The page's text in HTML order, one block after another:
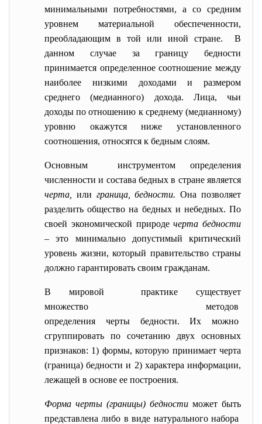
минимальными потребностями, а со средним
уровнем материальной обеспеченности,
преобладающим в той или иной стране. В
данном случае за границу бедности
принимается определенное соотношение между
наиболее низкими доходами и размером
среднего (медианного) дохода. Лица, чьи
доходы по отношению к среднему (медианному)
уровню окажутся ниже установленного
соотношения, относятся к бедным слоям.
Основным инструментом определения
численности и состава бедных в стране является
черта, или граница, бедности.Она позволяет
разделить общество на бедных и небедных. По
своей экономической природечерта бедности
– это минимально допустимый критический
уровень жизни, который правительство страны
должно гарантировать своим гражданам.
В мировой практике существует
множество методов
определения черты бедности. Их можно
сгруппировать по сочетанию двух основных
признаков: 1) формы, которую принимает черта
(граница) бедности и 2) характера информации,
лежащей в основе ее построения.
Форма черты (границы) бедности может быть
представлена либо в виде натурального набора